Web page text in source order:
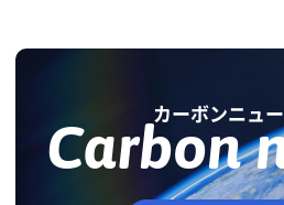
カーボンニュ
Carbon